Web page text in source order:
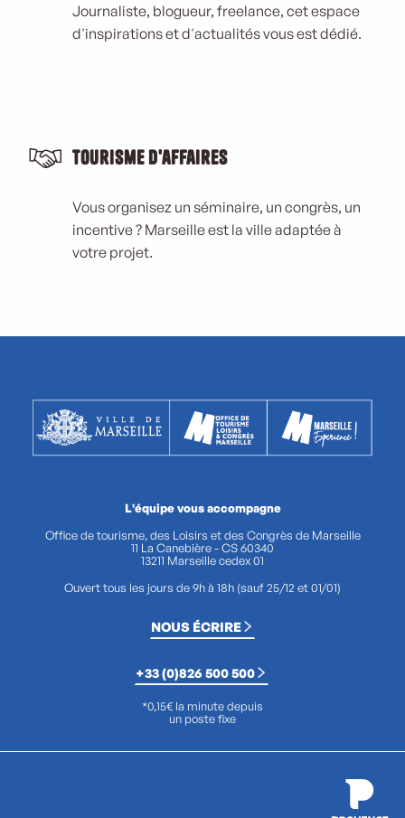
Journaliste, blogueur, freelance, cet espace
d'inspirations et d'actualités vous est dédié.
Tourisme d'affaires
Vous organisez un séminaire, un congrès, un
incentive ? Marseille est la ville adaptée à
votre projet.
L'équipe vous accompagne
Office de tourisme, des Loisirs et des Congrès de Marseille
11 La Canebière - CS 60340
13211 Marseille cedex 01
Ouvert tous les jours de 9h à 18h (sauf 25/12 et 01/01)
NOUS ÉCRIRE
+33 (0)826 500 500
*0,15€ la minute depuis
un poste fixe